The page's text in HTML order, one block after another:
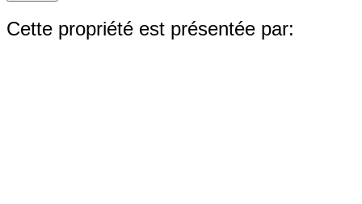
Cette propriété est présentée par: